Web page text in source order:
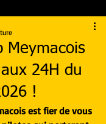
Meymacois
24H du
!
est fier de vous